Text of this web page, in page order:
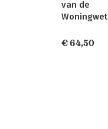
van de
Woningwet
€ 64,50